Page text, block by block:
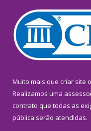
Muito mais que criar site
Realizamos uma
contrato que todas as
pública serão atendidas.